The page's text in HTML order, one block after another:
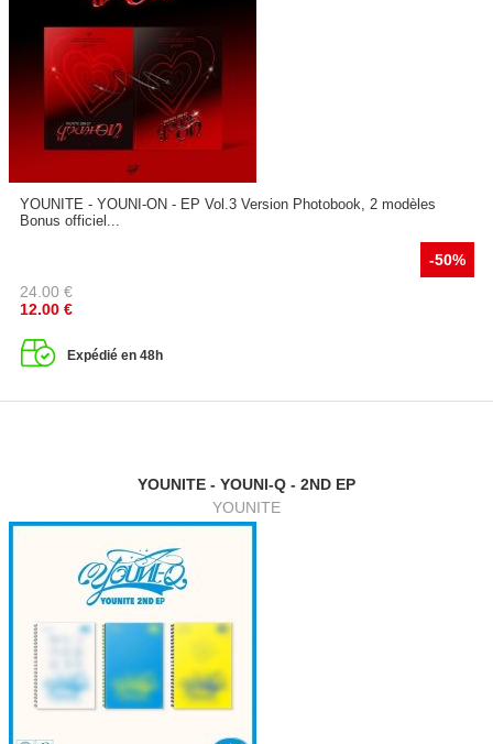
YOUNITE - YOUNI-ON - EP Vol.3 Version Photobook, 2 modèles
Bonus officiel...
-50%
24.00 €
12.00 €
Expédié en 48h
YOUNITE - YOUNI-Q - 2ND EP
YOUNITE